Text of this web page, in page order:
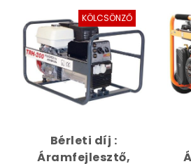
KÖLCSÖNZŐ
Bérleti díj :
Áramfejlesztő,